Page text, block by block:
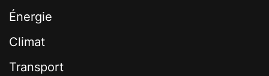
Énergie
Climat
Transport